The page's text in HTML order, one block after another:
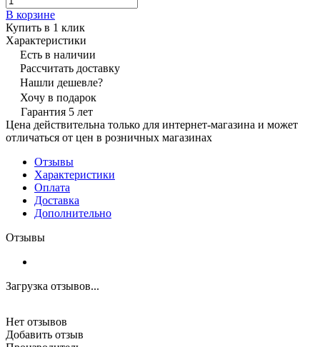
В корзине
Купить в 1 клик
Характеристики
Есть в наличии
Рассчитать доставку
Нашли дешевле?
Хочу в подарок
Гарантия 5 лет
Цена действительна только для интернет-магазина и может
отличаться от цен в розничных магазинах
Отзывы
Характеристики
Оплата
Доставка
Дополнительно
Отзывы
Загрузка отзывов...
Нет отзывов
Добавить отзыв